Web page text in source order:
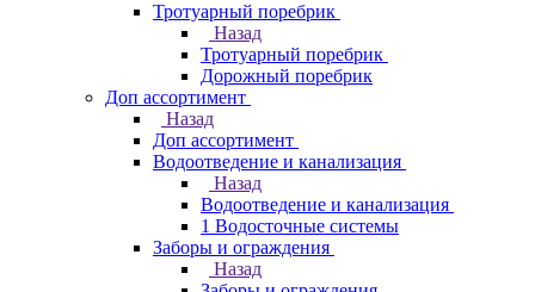
Тротуарный поребрик
Назад
Тротуарный поребрик
Дорожный поребрик
Доп ассортимент
Назад
Доп ассортимент
Водоотведение и канализация
Назад
Водоотведение и канализация
1 Водосточные системы
Заборы и ограждения
Назад